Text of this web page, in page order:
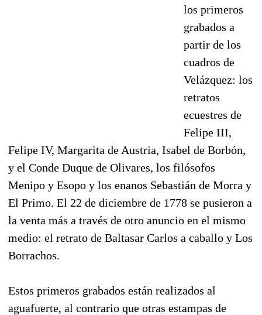
los primeros
grabados a
partir de los
cuadros de
Velázquez: los
retratos
ecuestres de
Felipe III,
Felipe IV, Margarita de Austria, Isabel de Borbón,
y el Conde Duque de Olivares, los filósofos
Menipo y Esopo y los enanos Sebastián de Morra y
El Primo. El 22 de diciembre de 1778 se pusieron a
la venta más a través de otro anuncio en el mismo
medio: el retrato de Baltasar Carlos a caballo y Los
Borrachos.
Estos primeros grabados están realizados al
aguafuerte, al contrario que otras estampas de